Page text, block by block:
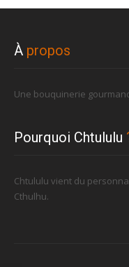
À propos
Une bouquinerie
Pourquoi Chtululu
Chtululu vient du
Cthulhu.